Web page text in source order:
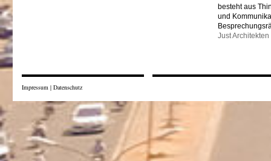
besteht aus
und
Just Architekten
Impressum | Datenschutz